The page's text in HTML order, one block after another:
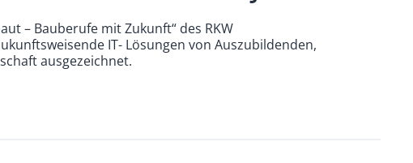
– Bauberufe mit Zukunft“ des RKW
IT- Lösungen von Auszubildenden,
ausgezeichnet.